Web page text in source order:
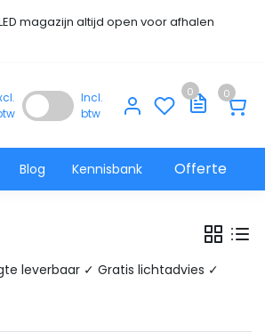
magazijn altijd open voor afhalen
Incl.
btw
0 0
Blog Kennisbank Offerte
leverbaar ✓ Gratis lichtadvies ✓